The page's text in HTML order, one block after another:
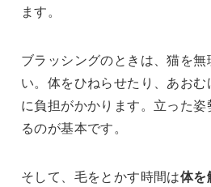
ます。
ブラッシングのときは、猫を
い。体をひねらせたり、あお
に負担がかかります。立った
るのが基本です。
そして、毛をとかす時間は体を